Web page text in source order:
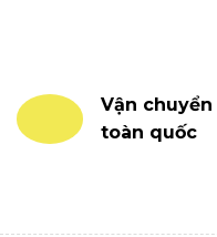
Vận chuyển
toàn quốc